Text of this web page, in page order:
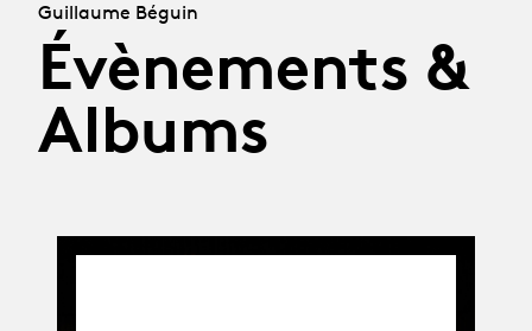
Guillaume Béguin
Évènements &
Albums